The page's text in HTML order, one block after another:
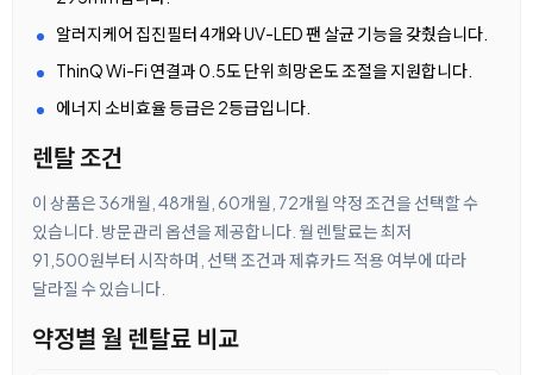
알러지케어 집진필터 4개와 UV-LED 팬 살균 기능을 갖췄습니다.
ThinQ Wi-Fi 연결과 0.5도 단위 희망온도 조절을 지원합니다.
에너지 소비효율 등급은 2등급입니다.
렌탈 조건
이 상품은 36개월, 48개월, 60개월, 72개월 약정 조건을 선택할 수
있습니다. 방문관리 옵션을 제공합니다. 월 렌탈료는 최저
91,500원부터 시작하며, 선택 조건과 제휴카드 적용 여부에 따라
달라질 수 있습니다.
약정별 월 렌탈료 비교